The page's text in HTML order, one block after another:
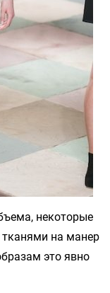
некоторые
на манер
это явно